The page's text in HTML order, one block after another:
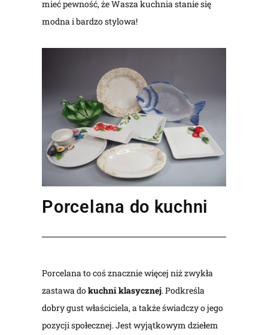
mieć pewność, że Wasza kuchnia stanie się
modna i bardzo stylowa!
Porcelana do kuchni
Porcelana to coś znacznie więcej niż zwykła
zastawa dokuchni klasycznej. Podkreśla
dobry gust właściciela, a także świadczy o jego
pozycji społecznej. Jest wyjątkowym dziełem